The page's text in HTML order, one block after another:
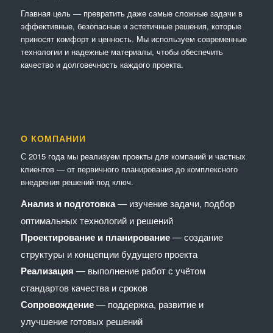
Главная цель — превратить даже самые сложные задачи в
эффективные, безопасные и эстетичные решения, которые
приносят комфорт и ценность. Мы используем современные
технологии и надежные материалы, чтобы обеспечить
качество и долговечность каждого проекта.
О КОМПАНИИ
С 2015 года мы реализуем проекты для компаний и частных
клиентов — от первичного планирования до комплексного
внедрения решений под ключ.
Анализ и подготовка— изучение задачи, подбор
оптимальных технологий и решений
Проектирование и планирование— создание
структуры и концепции будущего проекта
Реализация — выполнение работ с учётом
стандартов качества и сроков
Сопровождение— поддержка, развитие и
улучшение готовых решений